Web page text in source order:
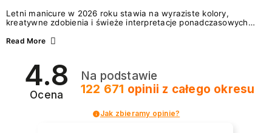
Letni manicure w 2026 roku stawia na wyraziste kolory,
kreatywne zdobienia i świeże interpretacje ponadczasowych
zarówno energetycznych odcieni inspirowanych wakacjami, jak
2026? Znajdź inspirację dla swojego manicure!
Read More
4.8
Ocena
Na podstawie
122 671 opinii z całego okresu
Jak zbieramy opinie?